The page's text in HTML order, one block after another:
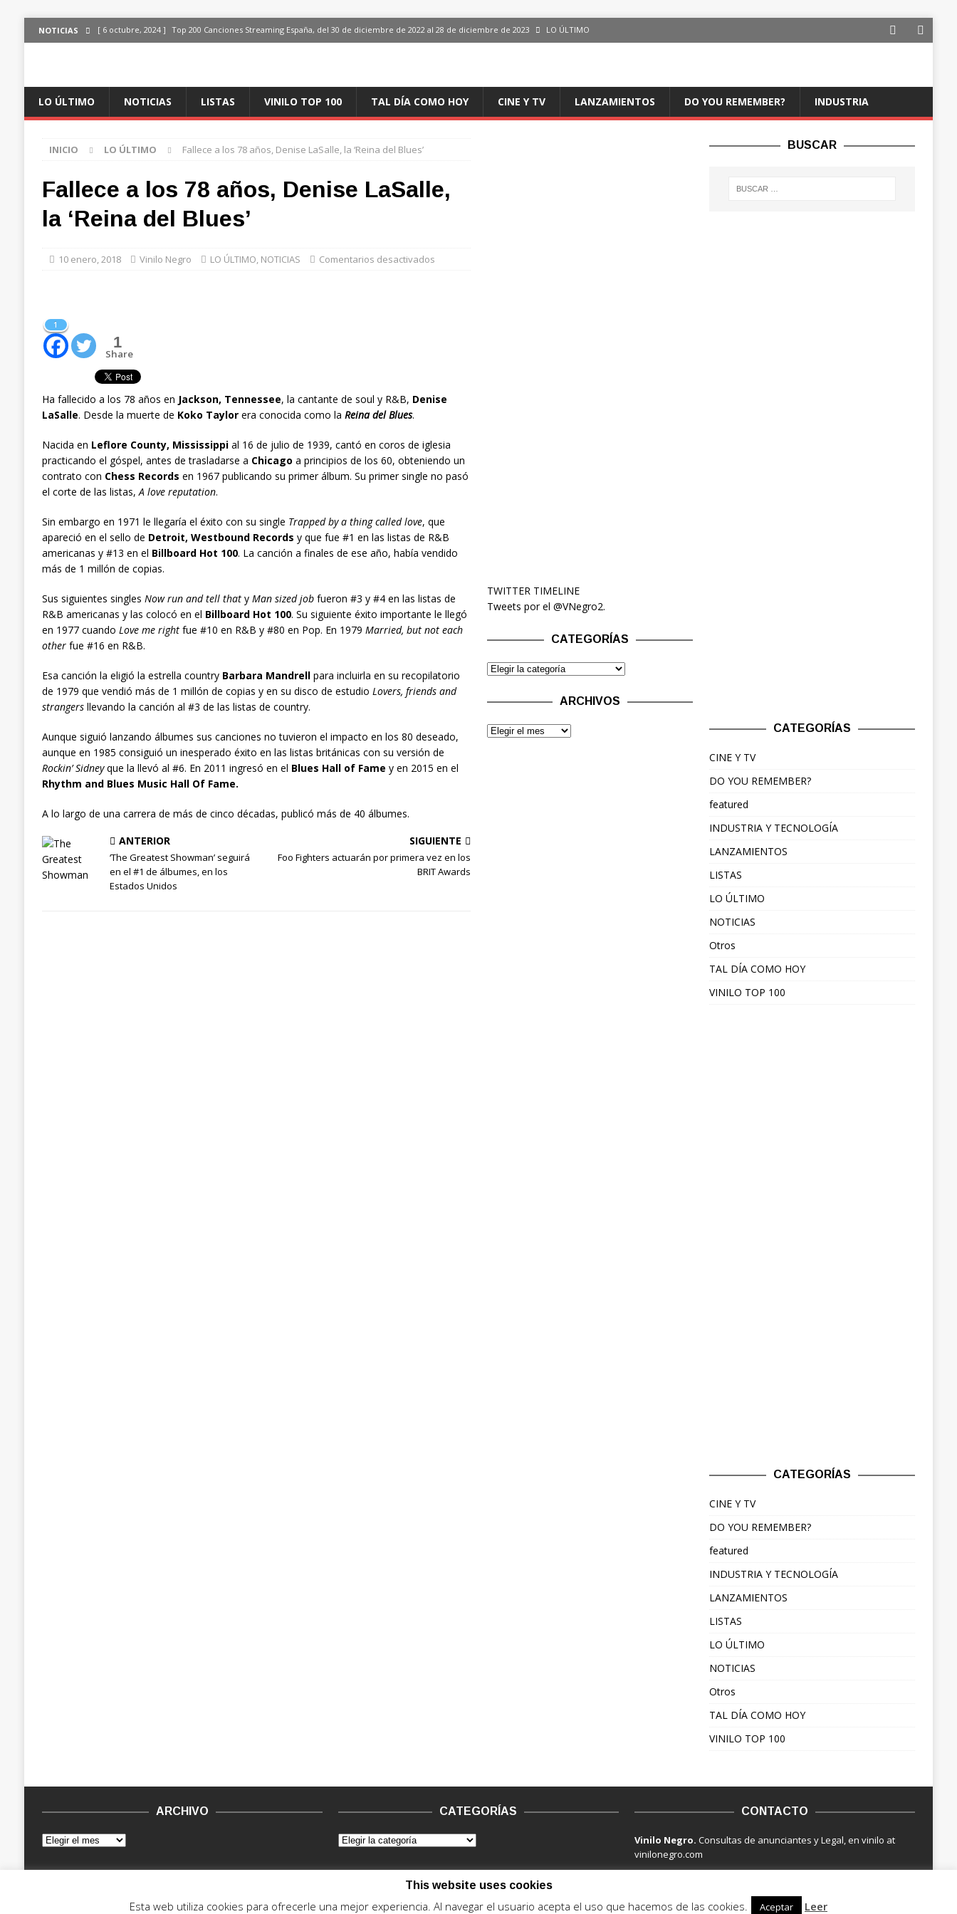
NOTICIAS [ 6 octubre, 2024 ] Top 200 Canciones Streaming España, del 30 de diciembre de 2022 al 28 de diciembre de 2023 LO ÚLTIMO
ÚLTIMO
ÚLTIMO
LO ÚLTIMO NOTICIAS LISTAS VINILO TOP 100 TAL DÍA COMO HOY CINE Y TV LANZAMIENTOS DO YOU REMEMBER? INDUSTRIA
INICIO LO ÚLTIMO Fallece a los 78 años, Denise LaSalle, la ‘Reina del Blues’
Fallece a los 78 años, Denise LaSalle,
la ‘Reina del Blues’
10 enero, 2018 Vinilo Negro LO ÚLTIMO, NOTICIAS Comentarios desactivados
1
1
Share
Ha fallecido a los 78 años en Jackson, Tennessee, la cantante de soul y R&B, Denise
LaSalle. Desde la muerte de Koko Taylorera conocida como la Reina del Blues.
Nacida en Leflore County, Mississippial 16 de julio de 1939, cantó en coros de iglesia
practicando el góspel, antes de trasladarse a Chicago a principios de los 60, obteniendo un
contrato con Chess Records en 1967 publicando su primer álbum. Su primer single no pasó
el corte de las listas, A love reputation.
Sin embargo en 1971 le llegaría el éxito con su single Trapped by a thing called love, que
apareció en el sello de Detroit, Westbound Records y que fue #1 en las listas de R&B
americanas y #13 en el Billboard Hot 100. La canción a finales de ese año, había vendido
más de 1 millón de copias.
Sus siguientes singles Now run and tell thaty Man sized jobfueron #3 y #4 en las listas de
R&B americanas y las colocó en el Billboard Hot 100. Su siguiente éxito importante le llegó
en 1977 cuando Love me rightfue #10 en R&B y #80 en Pop. En 1979 Married, but not each
otherfue #16 en R&B.
Esa canción la eligió la estrella country Barbara Mandrellpara incluirla en su recopilatorio
de 1979 que vendió más de 1 millón de copias y en su disco de estudio Lovers, friends and
strangersllevando la canción al #3 de las listas de country.
Aunque siguió lanzando álbumes sus canciones no tuvieron el impacto en los 80 deseado,
aunque en 1985 consiguió un inesperado éxito en las listas británicas con su versión de
Rockin’ Sidneyque la llevó al #6. En 2011 ingresó en el Blues Hall of Fame y en 2015 en el
Rhythm and Blues Music Hall Of Fame.
A lo largo de una carrera de más de cinco décadas, publicó más de 40 álbumes.
ANTERIOR
‘The Greatest Showman’ seguirá
en el #1 de álbumes, en los
Estados Unidos
SIGUIENTE
Foo Fighters actuarán por primera vez en los
BRIT Awards
TWITTER TIMELINE
Tweets por el @VNegro2.
CATEGORÍAS
ARCHIVOS
BUSCAR
CATEGORÍAS
CINE Y TV
DO YOU REMEMBER?
featured
INDUSTRIA Y TECNOLOGÍA
LANZAMIENTOS
LISTAS
LO ÚLTIMO
NOTICIAS
Otros
TAL DÍA COMO HOY
VINILO TOP 100
CATEGORÍAS
CINE Y TV
DO YOU REMEMBER?
featured
INDUSTRIA Y TECNOLOGÍA
LANZAMIENTOS
LISTAS
LO ÚLTIMO
NOTICIAS
Otros
TAL DÍA COMO HOY
VINILO TOP 100
ARCHIVO CATEGORÍAS CONTACTO
Vinilo Negro.Consultas de anunciantes y Legal, en vinilo at
vinilonegro.com
This website uses cookies
Esta web utiliza cookies para ofrecerle una mejor experiencia. Al navegar el usuario acepta el uso que hacemos de las cookies. Aceptar Leer